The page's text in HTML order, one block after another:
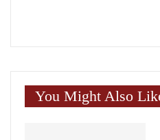
You Might Also